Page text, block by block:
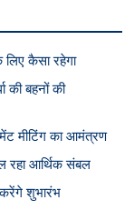
कैसा रहेगा
की बहनों की
मीटिंग का आमंत्रण
रहा आर्थिक संबल
करेंगे शुभारंभ